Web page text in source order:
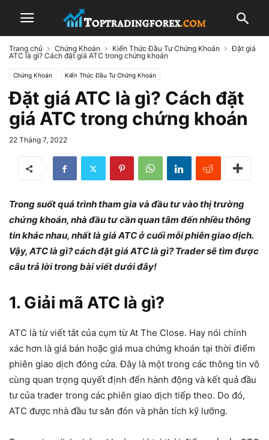
Trang chủ Chứng Khoán Kiến Thức Đầu Tư Chứng Khoán
Đặt giá
ATC là gì? Cách đặt giá ATC trong chứng khoán
Chứng Khoán Kiến Thức Đầu Tư Chứng Khoán
Đặt giá ATC là gì? Cách đặt
giá ATC trong chứng khoán
22 Tháng 7, 2022
Trong suốt quá trình tham gia và đầu tư vào thị trường
chứng khoán, nhà đầu tư cần quan tâm đến nhiều thông
tin khác nhau, nhất là giá ATC ở cuối mỗi phiên giao dịch.
Vậy, ATC là gì? cách đặt giá ATC là gì? Trader sẽ tìm được
câu trả lời trong bài viết dưới đây!
1. Giải mã ATC là gì?
ATC là từ viết tắt của cụm từ At The Close. Hay nói chính
xác hơn là giá bán hoặc giá mua chứng khoán tại thời điểm
phiên giao dịch đóng cửa. Đây là một trong các thông tin vô
cùng quan trọng quyết định đến hành động và kết quả đầu
tư của trader trong các phiên giao dịch tiếp theo. Do đó,
ATC được nhà đầu tư săn đón và phân tích kỹ lưỡng.